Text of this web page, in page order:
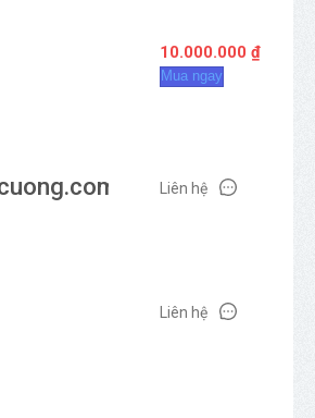
10.000.000 ₫
Mua ngay
Liên hệ
Liên hệ